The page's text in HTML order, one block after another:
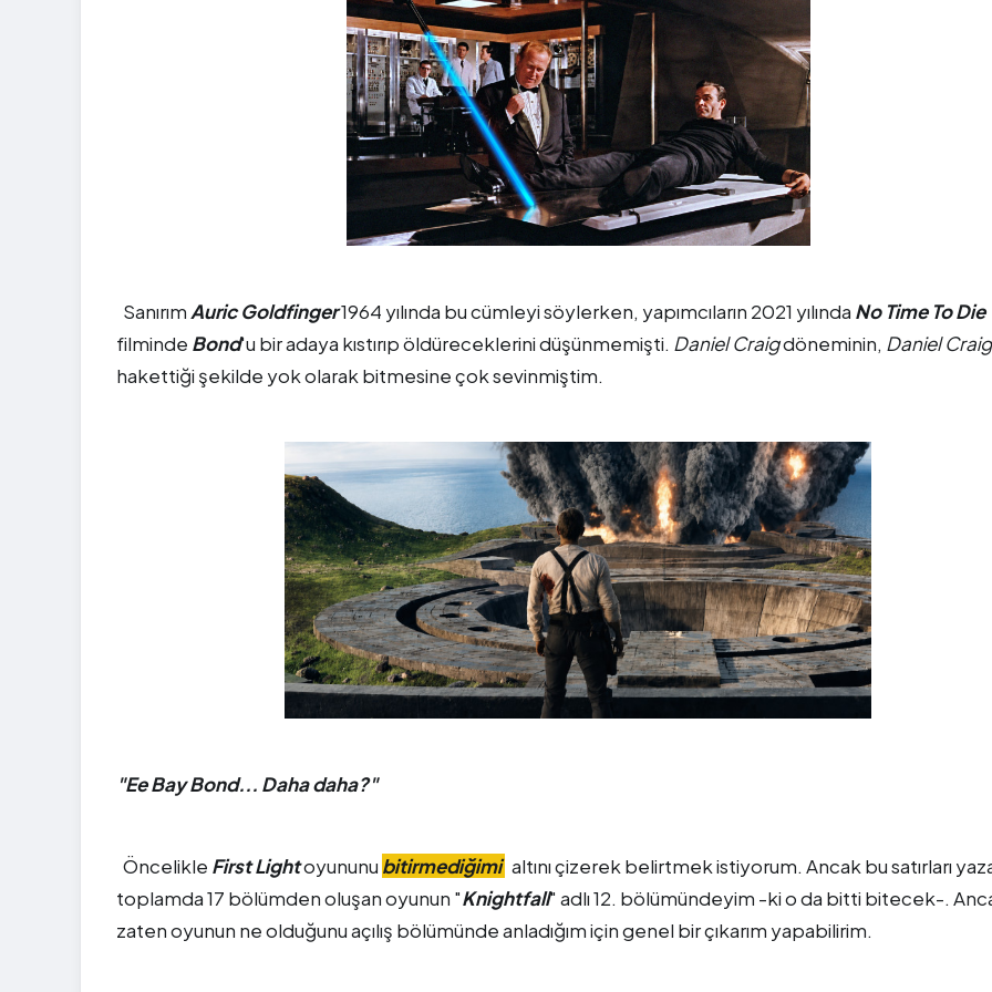
Sanırım Auric Goldfinger1964 yılında bu cümleyi söylerken, yapımcıların 2021 yılında No Time To Die
filminde Bond'u bir adaya kıstırıp öldüreceklerini düşünmemişti. Daniel Craigdöneminin, Daniel Craig
hakettiği şekilde yok olarak bitmesine çok sevinmiştim.
"Ee Bay Bond... Daha daha?"
Öncelikle First Lightoyununu bitirmediğimi altını çizerek belirtmek istiyorum. Ancak bu satırları
toplamda 17 bölümden oluşan oyunun "Knightfall" adlı 12. bölümündeyim -ki o da bitti bitecek-.
zaten oyunun ne olduğunu açılış bölümünde anladığım için genel bir çıkarım yapabilirim.